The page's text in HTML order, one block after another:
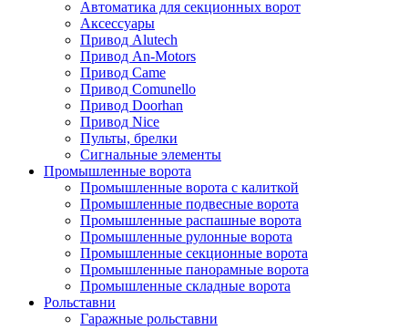
Автоматика для секционных ворот
Аксессуары
Привод Alutech
Привод An-Motors
Привод Came
Привод Comunello
Привод Doorhan
Привод Nice
Пульты, брелки
Сигнальные элементы
Промышленные ворота
Промышленные ворота с калиткой
Промышленные подвесные ворота
Промышленные распашные ворота
Промышленные рулонные ворота
Промышленные секционные ворота
Промышленные панорамные ворота
Промышленные складные ворота
Рольставни
Гаражные рольставни